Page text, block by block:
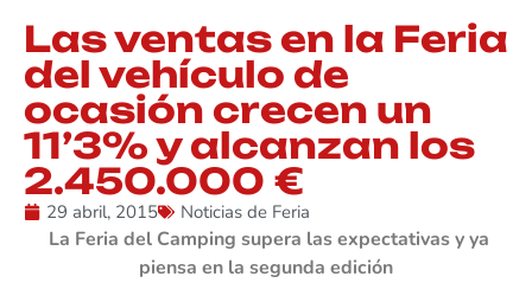
Las ventas en la Feria
del vehículo de
ocasión crecen un
11’3% y alcanzan los
2.450.000 €
29 abril, 2015 Noticias de Feria
La Feria del Camping supera las expectativas y ya
piensa en la segunda edición